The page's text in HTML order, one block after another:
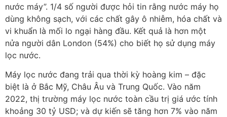
nước máy”. 1/4 số người được hỏi tin rằng nước máy họ
dùng không sạch, với các chất gây ô nhiễm, hóa chất và
vi khuẩn là mối lo ngại hàng đầu. Kết quả là hơn một
nửa người dân London (54%) cho biết họ sử dụng máy
lọc nước.
Máy lọc nước đang trải qua thời kỳ hoàng kim – đặc
biệt là ở Bắc Mỹ, Châu Âu và Trung Quốc. Vào năm
2022, thị trường máy lọc nước toàn cầu trị giá ước tính
khoảng 30 tỷ USD; và dự kiến sẽ tăng hơn 7% vào năm